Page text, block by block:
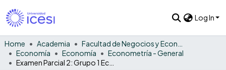
Log In
Home Academia
Economía
Economía
Econometría - General